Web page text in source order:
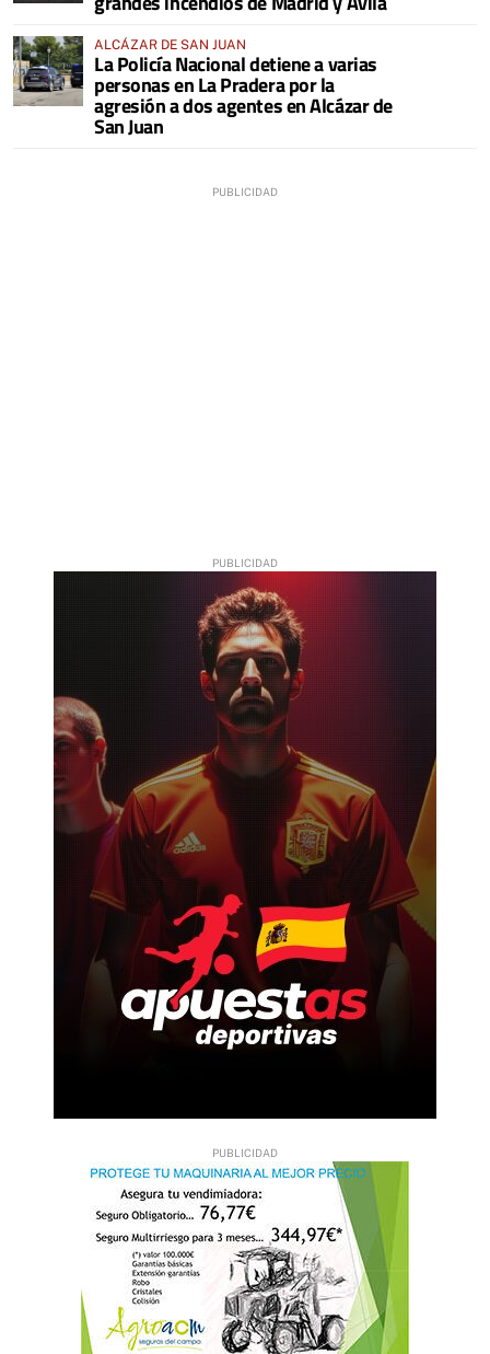
ALCÁZAR DE SAN JUAN
La Policía Nacional detiene a varias
personas en La Pradera por la
agresión a dos agentes en Alcázar de
San Juan